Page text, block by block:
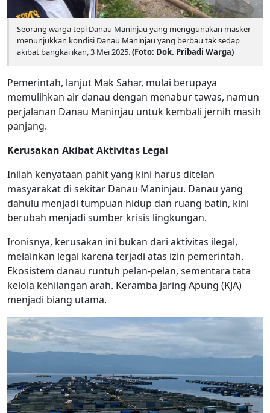
Seorang warga tepi Danau Maninjau yang menggunakan masker
menunjukkan kondisi Danau Maninjau yang berbau tak sedap
akibat bangkai ikan, 3 Mei 2025.(Foto: Dok. Pribadi Warga)
Pemerintah, lanjut Mak Sahar, mulai berupaya
memulihkan air danau dengan menabur tawas, namun
perjalanan Danau Maninjau untuk kembali jernih masih
panjang.
Kerusakan Akibat Aktivitas Legal
Inilah kenyataan pahit yang kini harus ditelan
masyarakat di sekitar Danau Maninjau. Danau yang
dahulu menjadi tumpuan hidup dan ruang batin, kini
berubah menjadi sumber krisis lingkungan.
Ironisnya, kerusakan ini bukan dari aktivitas ilegal,
melainkan legal karena terjadi atas izin pemerintah.
Ekosistem danau runtuh pelan-pelan, sementara tata
kelola kehilangan arah. Keramba Jaring Apung (KJA)
menjadi biang utama.